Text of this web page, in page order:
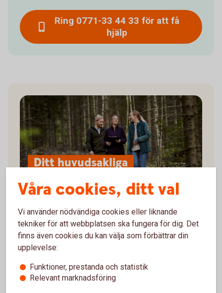
Ring 0771-33 44 33 för att få
hjälp
Ditt huvudsakliga
jobb och inkomst
Lever du på skog och lantbruk?
Driver du ett professionellt lantbruk eller
finns över hela landet och har både ekonomisk
kompetens och egen erfarenhet som skogs-, gårds-
Våra cookies, ditt val
Vi använder nödvändiga cookies eller liknande
tekniker för att webbplatsen ska fungera för dig. Det
finns även cookies du kan välja som förbättrar din
upplevelse:
Funktioner, prestanda och statistik
Relevant marknadsföring